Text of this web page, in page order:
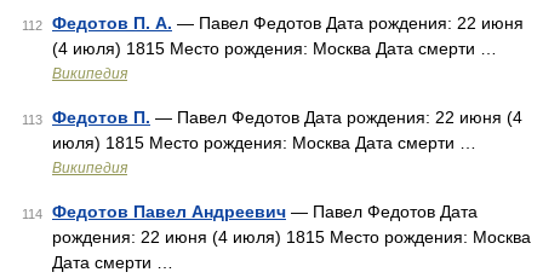
112 Федотов П. А. — Павел Федотов Дата рождения: 22 июня
(4 июля) 1815 Место рождения: Москва Дата смерти …
Википедия
113 Федотов П. — Павел Федотов Дата рождения: 22 июня (4
июля) 1815 Место рождения: Москва Дата смерти …
Википедия
114 Федотов Павел Андреевич — Павел Федотов Дата
рождения: 22 июня (4 июля) 1815 Место рождения: Москва
Дата смерти …